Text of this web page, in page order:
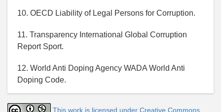
10. OECD Liability of Legal Persons for Corruption.
11. Transparency International Global Corruption
Report Sport.
12. World Anti Doping Agency WADA World Anti
Doping Code.
This work is licensed under Creative Commons